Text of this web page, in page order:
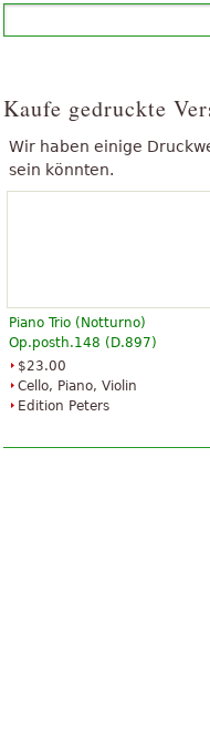
Kaufe gedruckte
Wir haben einige
sein könnten.
Piano Trio (Notturno)
Op.posth.148 (D.897)
$23.00
Cello, Piano, Violin
Edition Peters